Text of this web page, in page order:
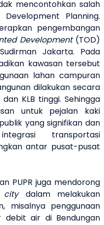
mencontohkan salah
Development Planning.
pengembangan
Development(TOD)
Jakarta. Pada
kawasan tersebut
lahan campuran
dilakukan secara
KLB tinggi. Sehingga
untuk pejalan kaki
yang signifikan dan
transportasi
antar pusat-pusat
PUPR juga mendorong
citydalam melakukan
misalnya penggunaan
debit air di Bendungan